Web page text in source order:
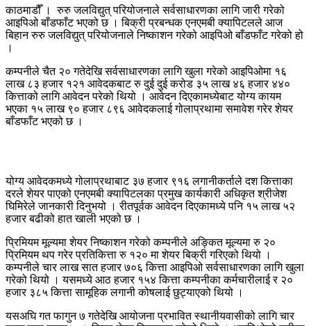
काठमाडौँ । रुरु जलविद्युत् परियोजनाले सर्वसाधारणका लागि जारी गरेको
आइपिओ बाँडफाँट भएको छ । बिक्री प्रबन्धक एनएमबी क्यापिटलले आज
बिहान रुरु जलविद्युत् परियोजनाले निष्काशन गरेको आइपिओ बाँडफाँट गरेको हो
।
कम्पनीले चैत २० गतेदेखि सर्वसाधारणका लागि खुला गरेको आइपिओमा १६
लाख ८३ हजार १२१ आवेदकबाट रु दुई दुई करोड ३५ लाख ४६ हजार ४४०
कित्ताको लागि आवेदन परेको थियो । आवेदन दिएकामध्येबाट योग्य कायम
भएका १५ लाख ९० हजार ८९६ आवेदकलाई गोलाप्रथामा समावेश गरेर शेयर
बाँडफाँट भएको छ ।
योग्य आवेदकमध्ये गोलाप्रथाबाट ३७ हजार ९१६ लगानीकर्ताले दश कित्ताका
दरले शेयर पाएको एनएमबी क्यापिटलका प्रमुख कार्यकारी अधिकृत श्रीजेश
घिमिरेले जानकारी दिनुभयो । रीतपूर्वक आवेदन दिएकामध्ये पनि १५ लाख ५२
हजार बढीको हात खाली भएको छ ।
प्रिमियम मूल्यमा शेयर निष्काशन गरेको कम्पनीले अङ्कित मूल्यमा रु २०
प्रिमियम थप गरेर प्रतिकित्ता रु १२० मा शेयर बिक्री गरिएको थियो ।
कम्पनीले चार लाख सात हजार ७०६ कित्ता आइपिओ सर्वसाधारणका लागि खुला
गरेको थियो । यसमध्ये आठ हजार १५४ कित्ता कम्पनीका कर्मचारीलाई र २०
हजार ३८५ कित्ता सामूहिक लगानी कोषलाई छुट्याएको थियो ।
यसअघि गत फागुन ७ गतेदेखि आयोजना प्रभावित स्थानीयवासीको लागि चार